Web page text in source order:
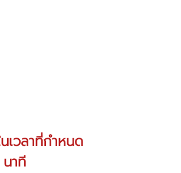
เวลาที่กำหนด
าที